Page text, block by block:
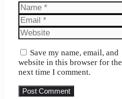
Name
Email
Website
Save my name, email, and
website in this browser for the
next time I comment.